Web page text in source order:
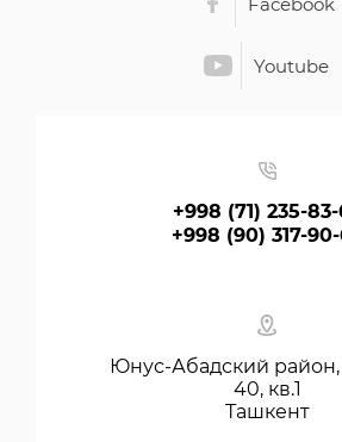
Youtube
+998 (71) 235-
+998 (90) 317-
Юнус-Абадский
40, кв.1
Ташкент